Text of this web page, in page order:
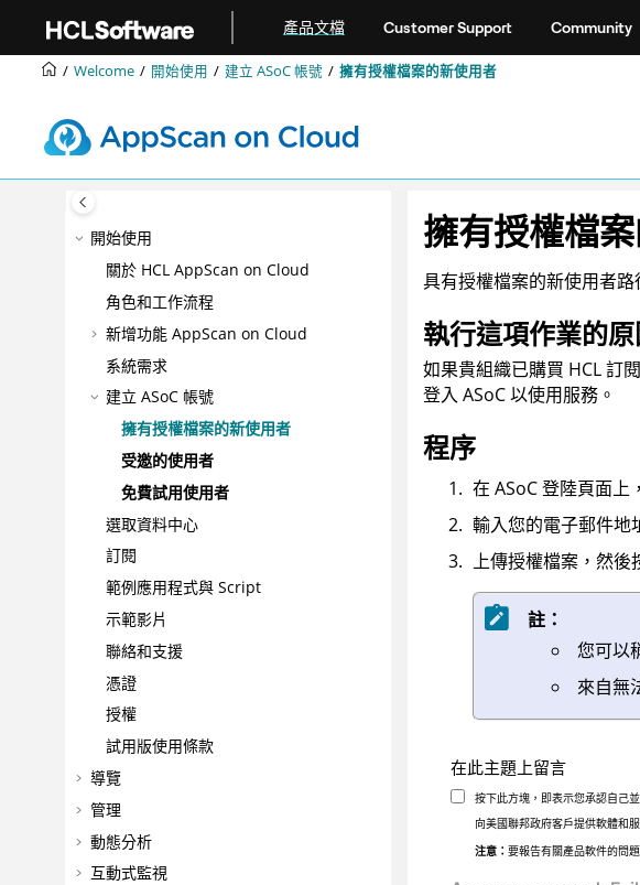
產品文檔 Customer Support Community
Welcome 開始使用 建立 ASoC帳號 擁有授權檔案的新使用者
開始使用
關於 HCL AppScan on Cloud
角色和工作流程
新增功能 AppScan on Cloud
系統需求
建立 ASoC 帳號
擁有授權檔案的新使用者
受邀的使用者
免費試用使用者
選取資料中心
訂閱
範例應用程式與 Script
示範影片
聯絡和支援
憑證
授權
試用版使用條款
導覽
管理
動態分析
互動式監視
擁有授權檔
具有授權檔案的新使用者
執行這項作業的
如果貴組織已購買 HCL 訂
登入 ASoC以使用服務。
程序
在 ASoC登陸頁面上
輸入您的電子郵件地
上傳授權檔案，然後
註：
您可以
來自無
在此主題上留言
按下此方塊，即表示您承認自己
向美國聯邦政府客戶提供軟體和
注意：要報告有關產品軟件的問